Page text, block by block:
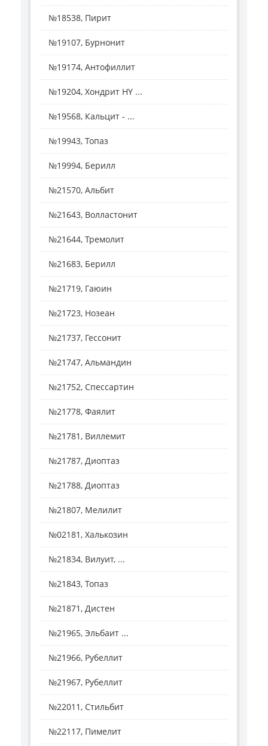
№18538, Пирит
№19107, Бурнонит
№19174, Антофиллит
№19204, Хондрит HY ...
№19568, Кальцит - ...
№19943, Топаз
№19994, Берилл
№21570, Альбит
№21643, Волластонит
№21644, Тремолит
№21683, Берилл
№21719, Гаюин
№21723, Нозеан
№21737, Гессонит
№21747, Альмандин
№21752, Спессартин
№21778, Фаялит
№21781, Виллемит
№21787, Диоптаз
№21788, Диоптаз
№21807, Мелилит
№02181, Халькозин
№21834, Вилуит, ...
№21843, Топаз
№21871, Дистен
№21965, Эльбаит ...
№21966, Рубеллит
№21967, Рубеллит
№22011, Стильбит
№22117, Пимелит